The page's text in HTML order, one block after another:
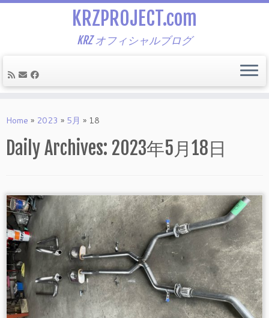
to
KRZPROJECT.com
KRZ オフィシャルブログ
Home » 2023 » 5月 » 18
Daily Archives: 2023年5月18日